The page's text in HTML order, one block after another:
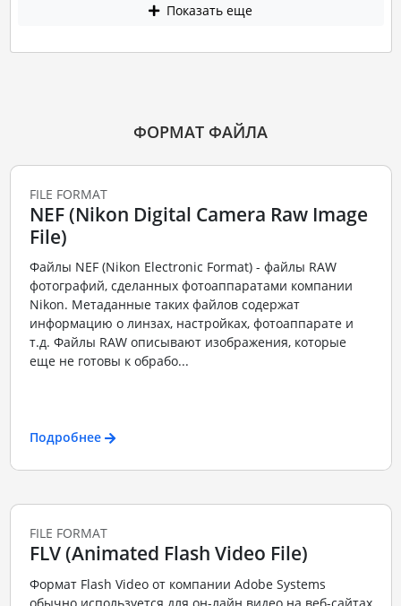
Показать еще
ФОРМАТ ФАЙЛА
FILE FORMAT
NEF (Nikon Digital Camera Raw Image
File)
Файлы NEF (Nikon Electronic Format) - файлы RAW
фотографий, сделанных фотоаппаратами компании
Nikon. Метаданные таких файлов содержат
информацию о линзах, настройках, фотоаппарате и
т.д. Файлы RAW описывают изображения, которые
еще не готовы к обрабо...
Подробнее
FILE FORMAT
FLV (Animated Flash Video File)
Формат Flash Video от компании Adobe Systems